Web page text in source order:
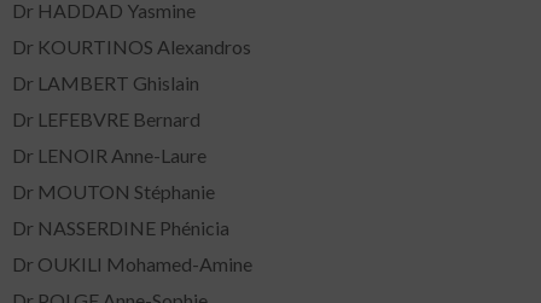
Dr HADDAD Yasmine
Dr KOURTINOS Alexandros
Dr LAMBERT Ghislain
Dr LEFEBVRE Bernard
Dr LENOIR Anne-Laure
Dr MOUTON Stéphanie
Dr NASSERDINE Phénicia
Dr OUKILI Mohamed-Amine